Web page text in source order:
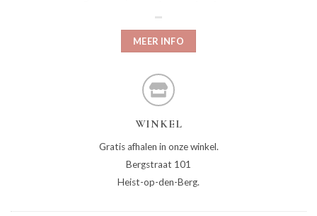
MEER INFO
WINKEL
Gratis afhalen in onze winkel.
Bergstraat 101
Heist-op-den-Berg.